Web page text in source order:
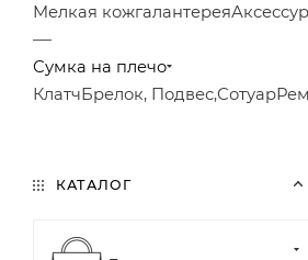
Мелкая кожгалантерея
—
Сумка на плечо
КлатчБрелок, Подвес,Сотуар
КАТАЛОГ